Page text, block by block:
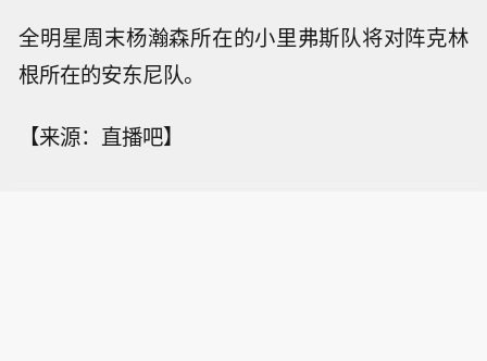
全明星周末杨瀚森所在的小里弗斯队将对阵克林
根所在的安东尼队。
【来源：直播吧】